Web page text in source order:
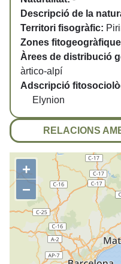
Descripció de la
Territori fisogràfic:
Zones
Àrees de distribució
àrtico-alpí
Adscripció
Elynion
RELACIONS
+
−